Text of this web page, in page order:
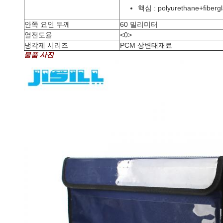
핵심 :
안쪽 요인 두께
60 밀리미터
열전도율
<0>
냉각제 시리즈
PCM 상변태재료
물품 사진